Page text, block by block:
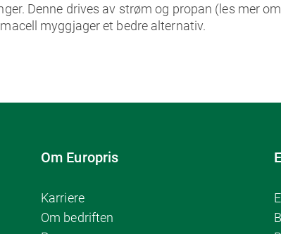
Denne drives av strøm og propan (les mer om
myggjager et bedre alternativ.
Om Europris
Karriere
Om bedriften